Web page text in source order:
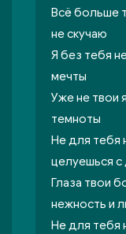
Всё больше
не скучаю
Я без тебя
мечты
Уже не твои
темноты
Не для тебя
целуешься с
Глаза твои
нежность и
Не для тебя